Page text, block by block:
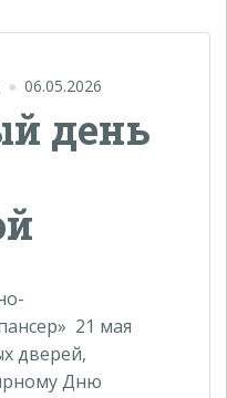
06.05.2026
день
21 мая
дверей,
Дню